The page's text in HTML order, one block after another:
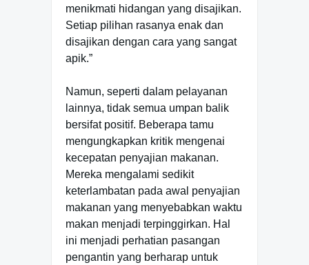
menikmati hidangan yang disajikan.
Setiap pilihan rasanya enak dan
disajikan dengan cara yang sangat
apik.”
Namun, seperti dalam pelayanan
lainnya, tidak semua umpan balik
bersifat positif. Beberapa tamu
mengungkapkan kritik mengenai
kecepatan penyajian makanan.
Mereka mengalami sedikit
keterlambatan pada awal penyajian
makanan yang menyebabkan waktu
makan menjadi terpinggirkan. Hal
ini menjadi perhatian pasangan
pengantin yang berharap untuk